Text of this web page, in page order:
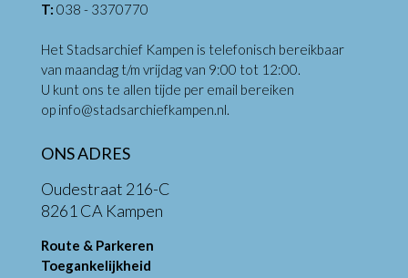
T: 038 - 3370770
Het Stadsarchief Kampen is telefonisch bereikbaar
van maandag t/m vrijdag van 9:00 tot 12:00.
U kunt ons te allen tijde per email bereiken
op info@stadsarchiefkampen.nl.
ONS ADRES
Oudestraat 216-C
8261 CA Kampen
Route & Parkeren
Toegankelijkheid